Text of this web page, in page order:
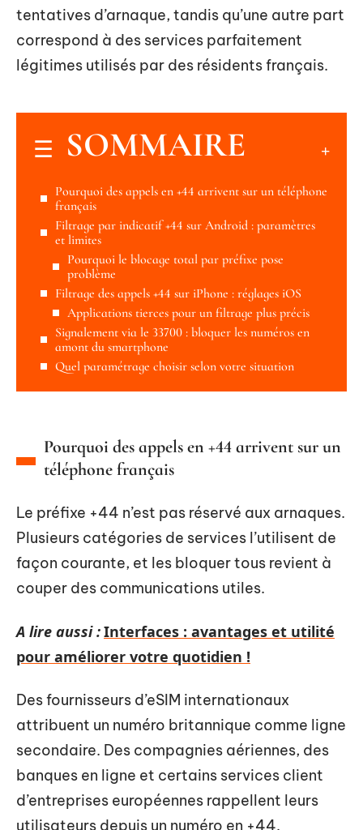
tentatives d’arnaque, tandis qu’une autre part
correspond à des services parfaitement
légitimes utilisés par des résidents français.
SOMMAIRE
Pourquoi des appels en +44 arrivent sur un téléphone
français
Filtrage par indicatif +44 sur Android : paramètres
et limites
Pourquoi le blocage total par préfixe pose
problème
Filtrage des appels +44 sur iPhone : réglages iOS
Applications tierces pour un filtrage plus précis
Signalement via le 33700 : bloquer les numéros en
amont du smartphone
Quel paramétrage choisir selon votre situation
Pourquoi des appels en +44 arrivent sur un
téléphone français
Le préfixe +44 n’est pas réservé aux arnaques.
Plusieurs catégories de services l’utilisent de
façon courante, et les bloquer tous revient à
couper des communications utiles.
A lire aussi :Interfaces : avantages et utilité
pour améliorer votre quotidien !
Des fournisseurs d’eSIM internationaux
attribuent un numéro britannique comme ligne
secondaire. Des compagnies aériennes, des
banques en ligne et certains services client
d’entreprises européennes rappellent leurs
utilisateurs depuis un numéro en +44.